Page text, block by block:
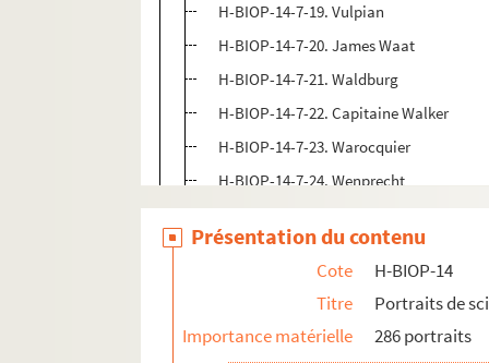
H-BIOP-14-7-19. Vulpian
H-BIOP-14-7-20. James Waat
H-BIOP-14-7-21. Waldburg
H-BIOP-14-7-22. Capitaine Walker
H-BIOP-14-7-23. Warocquier
H-BIOP-14-7-24. Wenprecht
H-BIOP-14-7-25. Docteur Wolf
H-BIOP-14-7-26. Wunderlich
Présentation du contenu
Cote
H-BIOP-14
Titre
Portraits de
Importance matérielle
286 portraits